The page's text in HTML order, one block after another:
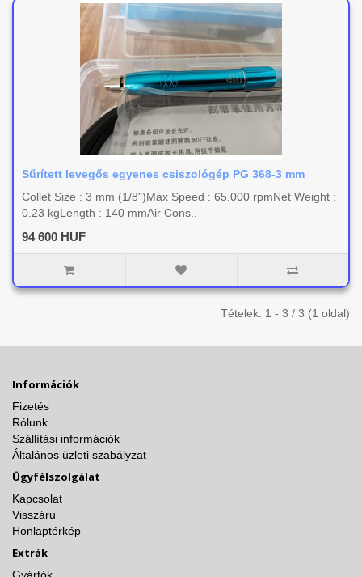
Sűrített levegős egyenes csiszológép PG 368-3 mm
Collet Size : 3 mm (1/8")Max Speed : 65,000 rpmNet Weight :
0.23 kgLength : 140 mmAir Cons..
94 600 HUF
Tételek: 1 - 3 / 3 (1 oldal)
Információk
Fizetés
Rólunk
Szállítási információk
Általános üzleti szabályzat
Ügyfélszolgálat
Kapcsolat
Visszáru
Honlaptérkép
Extrák